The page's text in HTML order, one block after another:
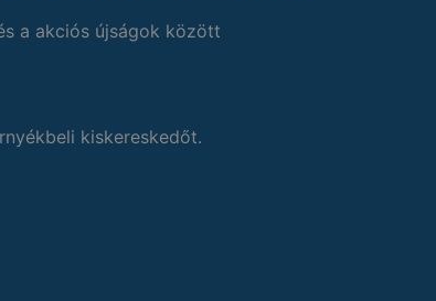
a akciós újságok között
kiskereskedőt.